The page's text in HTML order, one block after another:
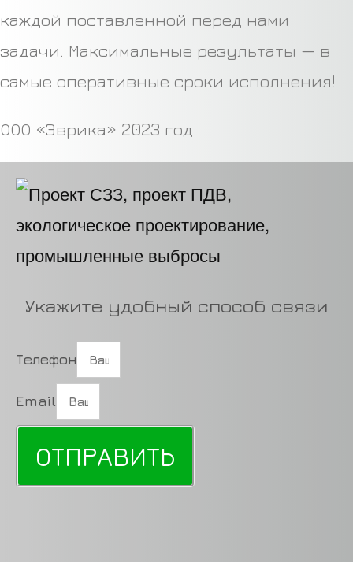
каждой поставленной перед нами
задачи. Максимальные результаты — в
самые оперативные сроки исполнения!
ООО «Эврика» 2023 год
Укажите удобный способ связи
Телефон
Email
ОТПРАВИТЬ